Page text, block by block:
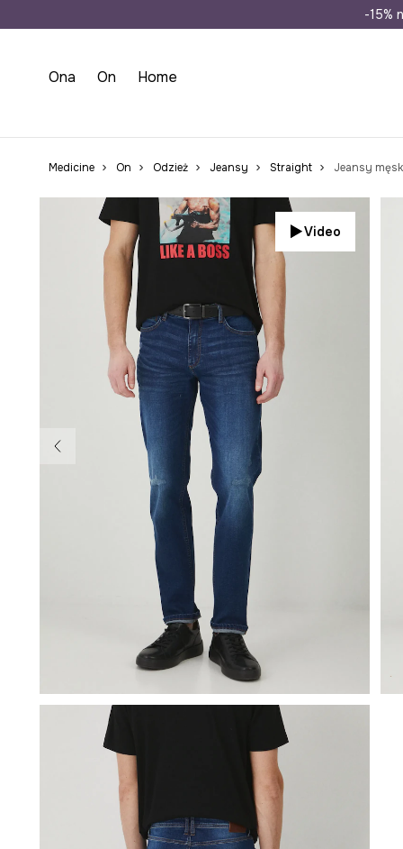
Wysyłka
-15%
Ona On Home
Medicine On Odzież Jeansy Straight Jeansy
Video